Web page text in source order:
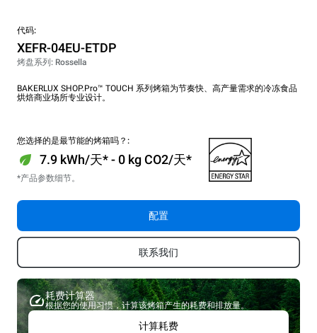
代码:
XEFR-04EU-ETDP
烤盘系列: Rossella
BAKERLUX SHOP.Pro™ TOUCH 系列烤箱为节奏快、高产量需求的冷冻食品
烘焙商业场所专业设计。
您选择的是最节能的烤箱吗？:
7.9 kWh/天* - 0 kg CO2/天*
*产品参数细节。
配置
联系我们
耗费计算器
根据您的使用习惯，计算该烤箱产生的耗费和排放量。
计算耗费